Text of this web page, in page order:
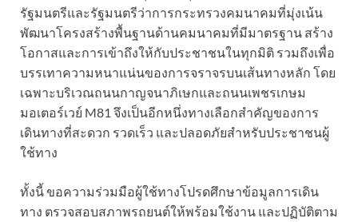
รัฐมนตรีและรัฐมนตรีว่าการกระทรวงคมนาคมที่มุ่งเน้น
พัฒนาโครงสร้างพื้นฐานด้านคมนาคมที่มีมาตรฐาน สร้าง
โอกาสและการเข้าถึงให้กับประชาชนในทุกมิติ รวมถึงเพื่อ
บรรเทาความหนาแน่นของการจราจรบนเส้นทางหลัก โดย
เฉพาะบริเวณถนนกาญจนาภิเษกและถนนเพชรเกษม
มอเตอร์เวย์ M81 จึงเป็นอีกหนึ่งทางเลือกสำคัญของการ
เดินทางที่สะดวก รวดเร็ว และปลอดภัยสำหรับประชาชนผู้
ใช้ทาง
ทั้งนี้ ขอความร่วมมือผู้ใช้ทางโปรดศึกษาข้อมูลการเดิน
ทาง ตรวจสอบสภาพรถยนต์ให้พร้อมใช้งาน และปฏิบัติตาม